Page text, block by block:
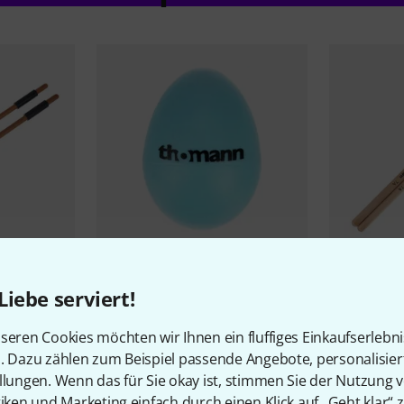
serviert!
Cookies möchten wir Ihnen ein fluffiges
Dazu zählen zum Beispiel passende Angebote,
Wenn das für Sie okay ist, stimmen Sie der Nutzung
Millenium
0,90 CHF
1,99